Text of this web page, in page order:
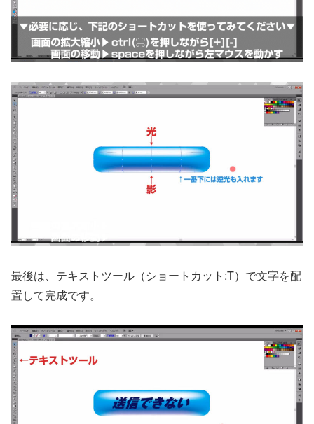
最後は、テキストツール（ショートカット:T）で文字を配
置して完成です。